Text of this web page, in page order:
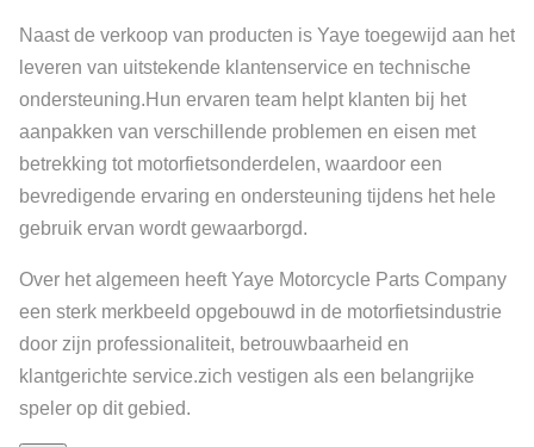
Naast de verkoop van producten is Yaye toegewijd aan het
leveren van uitstekende klantenservice en technische
ondersteuning.Hun ervaren team helpt klanten bij het
aanpakken van verschillende problemen en eisen met
betrekking tot motorfietsonderdelen, waardoor een
bevredigende ervaring en ondersteuning tijdens het hele
gebruik ervan wordt gewaarborgd.
Over het algemeen heeft Yaye Motorcycle Parts Company
een sterk merkbeeld opgebouwd in de motorfietsindustrie
door zijn professionaliteit, betrouwbaarheid en
klantgerichte service.zich vestigen als een belangrijke
speler op dit gebied.